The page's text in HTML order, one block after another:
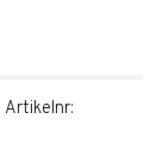
Artikelnr